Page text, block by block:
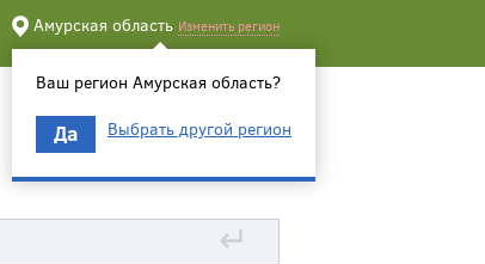
Амурская область Изменить регион
Ваш регион Амурская область?
Да Выбрать другой регион
↵